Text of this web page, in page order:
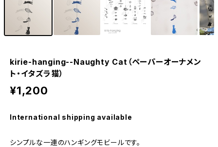
kirie-hanging--Naughty Cat（ペーパーオーナメン
ト・イタズラ猫）
¥1,200
International shipping available
シンプルな一連のハンギングモビールです。